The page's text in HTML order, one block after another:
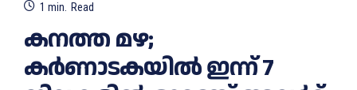
1 min. Read
കനത്ത മഴ;
കര്‍ണാടകയില്‍ ഇന്ന് 7